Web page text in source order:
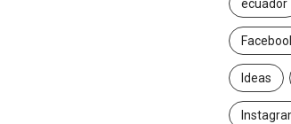
ecuador
Ideas